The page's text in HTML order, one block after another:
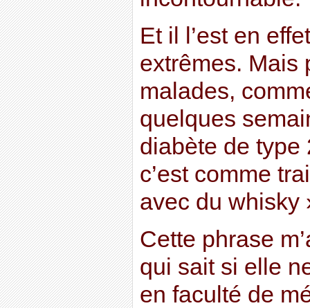
Et il l’est en
extrêmes. Mais
malades,
quelques
diabète de type
c’est comme
avec du whisky
Cette phrase
qui sait si elle
en faculté de